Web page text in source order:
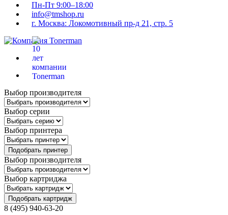
Пн-Пт 9:00–18:00
info@tmshop.ru
г. Москва: Локомотивный пр-д 21, стр. 5
Выбор производителя
Выбор серии
Выбор принтера
Подобрать принтер
Выбор производителя
Выбор картриджа
Подобрать картридж
8 (495) 940-63-20